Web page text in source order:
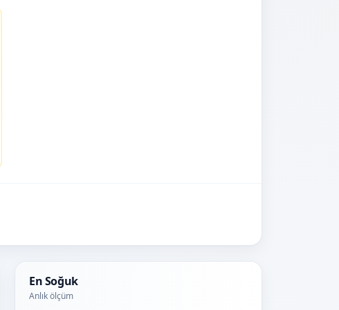
En Soğuk
Anlık ölçüm